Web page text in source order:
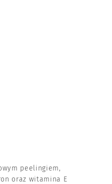
peelingiem,
oraz witamina E